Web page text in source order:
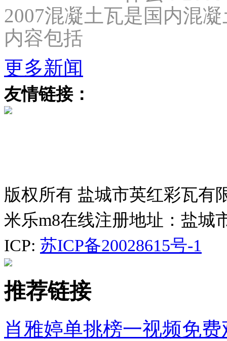
2007混凝土瓦是国内混
内容包括
更多新闻
友情链接：
版权所有 盐城市英红彩瓦有
米乐m8在线注册地址：盐城
ICP: 苏ICP备20028615号-1
推荐链接
肖雅婷单挑榜一视频免